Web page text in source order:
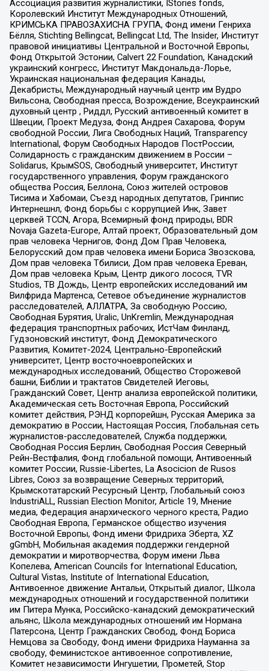
Ассоциация развития журналистики, IStories fonds,
Королевский Институт Международных Отношений,
КРИМСЬКА ПРАВОЗАХИСНА ГРУПА, Фонд имени Генриха
Бёлля, Stichting Bellingcat, Bellingcat Ltd, The Insider, Институт
правовой инициативы Центральной и Восточной Европы,
Фонд Открытой Эстонии, Calvert 22 Foundation, Канадский
украинский конгресс, Институт Макдональда-Лорье,
Украинская национальная федерация Канады,
Декабристы, Международный научный центр им Вудро
Вильсона, Свободная пресса, Возрождение, Всеукраинский
духовный центр , Риддл, Русский антивоенный комитет в
Швеции, Проект Медуза, Фонд Андрея Сахарова, Форум
свободной России, Лига Свободных Наций, Transparеncy
International, Форум Свободных Народов ПостРоссии,
Солидарность с гражданским движением в России –
Solidarus, КрымSOS, Свободный университет, Институт
государственного управления, Форум гражданского
общества Россия, Беллона, Союз жителей островов
Тисима и Хабомаи, Съезд народных депутатов, Гринпис
Интернешнл, Фонд борьбы с коррупцией Инк, Завет
церквей TCCN, Агора, Всемирный фонд природы, BDR
Novaja Gazeta-Europe, Алтай проект, Образовательный дом
прав человека Чернигов, Фонд Дом Прав Человека,
Белорусский дом прав человека имени Бориса Звозскова,
Дом прав человека Тбилиси, Дом прав человека Ереван,
Дом прав человека Крым, Центр дикого лосося, TVR
Studios, ТВ Дождь, Центр европейских исследований им
Вилфрида Мартенса, Сетевое объединение журналистов
расследователей, АЛЛАТРА, За свободную Россию,
Свободная Бурятия, Uralic, UnKremlin, Международная
федерация транспортных рабочих, ИстЧам Финланд,
Гудзоновский институт, Фонд Демократического
Развития, Комитет-2024, Центрально-Европейский
университет, Центр восточноевропейских и
международных исследований, Общество Сторожевой
башни, Библии и трактатов Свидетелей Иеговы,
Гражданский Совет, Центр анализа европейской политики,
Академическая сеть Восточная Европа, Российский
комитет действия, РЭНД корпорейшн, Русская Америка за
демократию в России, Настоящая Россия, Глобальная сеть
журналистов-расследователей, Служба поддержки,
Свободная Россия Берлин, Свободная Россия Северный
Рейн-Вестфалия, Фонд глобальной помощи, Антивоенный
комитет России, Russie-Libertes, La Asocicion de Rusos
Libres, Союз за возвращение Северных территорий,
Крымскотатарский Ресурсный Центр, Глобальный союз
IndustriALL, Russian Election Monitor, Article 19, Мнение
медиа, Федерация анархического черного креста, Радио
Свободная Европа, Германское общество изучения
Восточной Европы, Фонд имени Фридриха Эберта, XZ
gGmbH, Мобильная академия поддержки гендерной
демократии и миротворчества, Форум имени Льва
Копелева, American Councils for International Education,
Cultural Vistas, Institute of International Education,
Антивоенное движение Антальи, Открытый диалог, Школа
международных отношений и государственной политики
им Питера Мунка, Российско-канадский демократический
альянс, Школа международных отношений им Нормана
Патерсона, Центр Гражданских Свобод, Фонд Бориса
Немцова за Свободу, Фонд имени Фридриха Науманна за
свободу, Феминистское антивоенное сопротивление,
Комитет независимости Ингушетии, Прометей, Stop